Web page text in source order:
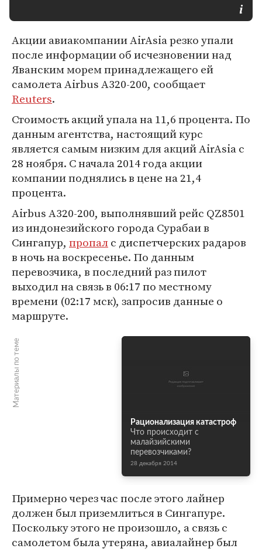
Акции авиакомпании AirAsia резко упали
после информации об исчезновении над
Яванским морем принадлежащего ей
самолета Airbus A320-200, сообщает
Reuters.
Стоимость акций упала на 11,6 процента. По
данным агентства, настоящий курс
является самым низким для акций AirAsia с
28 ноября. С начала 2014 года акции
компании поднялись в цене на 21,4
процента.
Airbus A320-200, выполнявший рейс QZ8501
из индонезийского города Сурабаи в
Сингапур, пропалс диспетчерских радаров
в ночь на воскресенье. По данным
перевозчика, в последний раз пилот
выходил на связь в 06:17 по местному
времени (02:17 мск), запросив данные о
маршруте.
Материалы по теме
Рационализация катастроф
Что происходит с
малайзийскими
перевозчиками?
28 декабря 2014
Примерно через час после этого лайнер
должен был приземлиться в Сингапуре.
Поскольку этого не произошло, а связь с
самолетом была утеряна, авиалайнер был